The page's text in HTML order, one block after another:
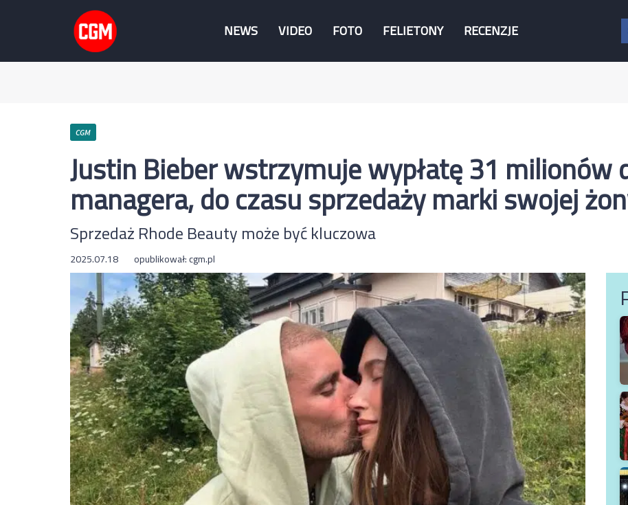
NEWS VIDEO FOTO FELIETONY RECENZJE
CGM
Justin Bieber wstrzymuje wypłatę 31 milionów
managera, do czasu sprzedaży marki swojej
Sprzedaż Rhode Beauty może być kluczowa
2025.07.18 opublikował:cgm.pl